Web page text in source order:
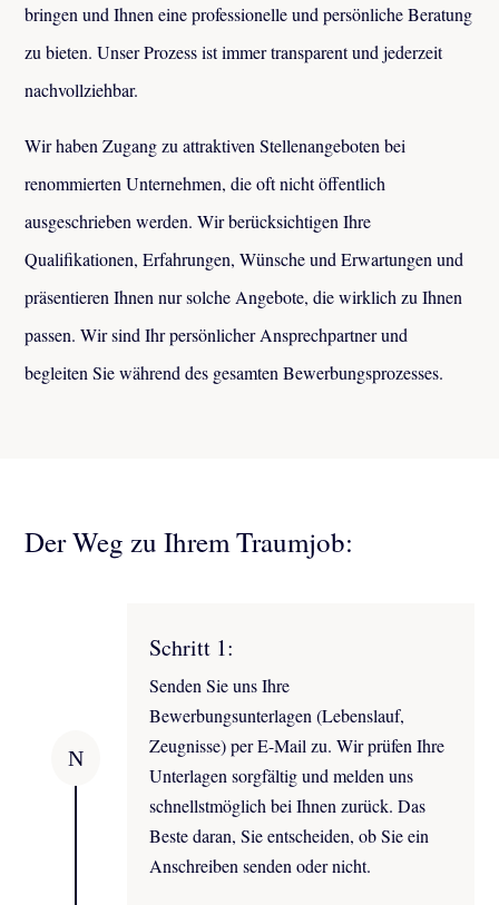
bringen und Ihnen eine professionelle und persönliche Beratung
zu bieten. Unser Prozess ist immer transparent und jederzeit
nachvollziehbar.
Wir haben Zugang zu attraktiven Stellenangeboten bei
renommierten Unternehmen, die oft nicht öffentlich
ausgeschrieben werden. Wir berücksichtigen Ihre
Qualifikationen, Erfahrungen, Wünsche und Erwartungen und
präsentieren Ihnen nur solche Angebote, die wirklich zu Ihnen
passen. Wir sind Ihr persönlicher Ansprechpartner und
begleiten Sie während des gesamten Bewerbungsprozesses.
Der Weg zu Ihrem Traumjob:
N
Schritt 1:
Senden Sie uns Ihre
Bewerbungsunterlagen (Lebenslauf,
Zeugnisse) per E-Mail zu. Wir prüfen Ihre
Unterlagen sorgfältig und melden uns
schnellstmöglich bei Ihnen zurück. Das
Beste daran, Sie entscheiden, ob Sie ein
Anschreiben senden oder nicht.